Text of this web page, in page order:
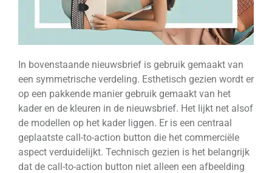
In bovenstaande nieuwsbrief is gebruik gemaakt van
een symmetrische verdeling. Esthetisch gezien wordt er
op een pakkende manier gebruik gemaakt van het
kader en de kleuren in de nieuwsbrief. Het lijkt net alsof
de modellen op het kader liggen. Er is een centraal
geplaatste call-to-action button die het commerciële
aspect verduidelijkt. Technisch gezien is het belangrijk
dat de call-to-action button niet alleen een afbeelding